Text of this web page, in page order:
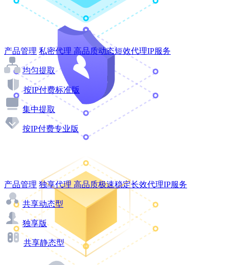
产品管理 私密代理 高品质动态短效代理IP服务
均匀提取
按IP付费标准版
集中提取
按IP付费专业版
产品管理 独享代理 高品质极速稳定长效代理IP服务
共享动态型
独享版
共享静态型